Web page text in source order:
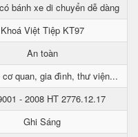
bánh xe di chuyển dễ dàng
Khoá Việt Tiệp KT97
An toàn
cơ quan, gia đình, thư viện...
- 2008 HT 2776.12.17
Ghi Sáng